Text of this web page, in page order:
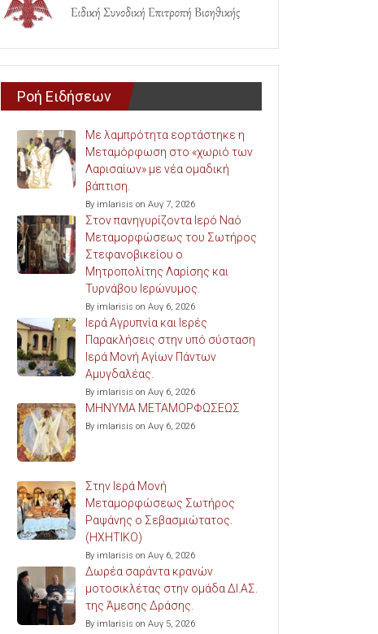
Ροή Ειδήσεων
Με λαμπρότητα εορτάστηκε η
Μεταμόρφωση στο «χωριό των
Λαρισαίων» με νέα ομαδική
βάπτιση.
By imlarisis on Αυγ 7, 2026
Στον πανηγυρίζοντα Ιερό Ναό
Μεταμορφώσεως του Σωτήρος
Στεφανοβικείου ο
Μητροπολίτης Λαρίσης και
Τυρνάβου Ιερώνυμος.
By imlarisis on Αυγ 6, 2026
Ιερά Αγρυπνία και Ιερές
Παρακλήσεις στην υπό σύσταση
Ιερά Μονή Αγίων Πάντων
Αμυγδαλέας.
By imlarisis on Αυγ 6, 2026
ΜΗΝΥΜΑ ΜΕΤΑΜΟΡΦΩΣΕΩΣ
By imlarisis on Αυγ 6, 2026
Στην Ιερά Μονή
Μεταμορφώσεως Σωτήρος
Ραψάνης ο Σεβασμιώτατος.
(ΗΧΗΤΙΚΟ)
By imlarisis on Αυγ 6, 2026
Δωρέα σαράντα κρανών
μοτοσικλέτας στην ομάδα ΔΙ.ΑΣ.
της Άμεσης Δράσης.
By imlarisis on Αυγ 5, 2026